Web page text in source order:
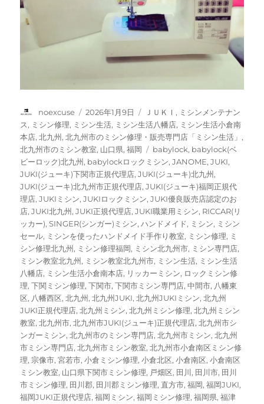
投
稿
者
noexcuse
投
稿
日:
2026年1月9日
カ
テ
ゴ
リ
ー
ＪＵＫＩ , ミシンメンテナン
ス, ミシン修理, ミシン生活, ミシン生活八幡店, ミシン生活小倉南
本店,北九州 ,北九州市のミシン修理・販売専門店「ミシン生活」 ,
北九州市のミシン教室, 山口県,福岡
タ
グ
babylock, babylock(ベ
ビーロック)北九州 , babylockロックミシン,JANOME,JUKI,
JUKI(ジューキ)下関市正規代理店,JUKI(ジューキ)北九州 ,
JUKI(ジューキ)北九州市正規代理店,JUKI(ジューキ)福岡正規代
理店,JUKIミシン,JUKIロックミシン,JUKI優良販売店認定のお
店,JUKI北九州 ,JUKI正規代理店,JUKI職業用ミシン, RICCAR(リ
ッカー),SINGER(シンガー)ミシン,ハンドメイド, ミシン, ミシン
セール, ミシンを使ったハンドメイド手作り教室, ミシン修理, ミ
シン修理北九州 , ミシン修理福岡, ミシン北九州市, ミシン専門店,
ミシン教室北九州 , ミシン教室北九州市, ミシン生活, ミシン生活
八幡店, ミシン生活小倉南本店, リッカーミシン, ロックミシン修
理,下関ミシン修理,下関市,下関市ミシン専門店,中間市, 八幡東
区, 八幡西区,北九州 ,北九州JUKI,北九州JUKIミシン,北九州
JUKI正規代理店,北九州ミシン,北九州ミシン修理,北九州ミシン
教室,北九州市,北九州市JUKI(ジューキ)正規代理店,北九州市シ
ンガーミシン,北九州市のミシン専門店,北九州市ミシン,北九州
市ミシン専門店,北九州市ミシン教室,北九州市小倉南区ミシン修
理, 宗像市,宮若市,小倉ミシン修理,小倉北区,小倉南区,小倉南区
ミシン教室, 山口県下関市ミシン修理, 戸畑区, 田川, 田川市, 田川
市ミシン修理, 田川郡, 田川郡ミシン修理, 直方市,福岡,福岡JUKI,
福岡JUKI正規代理店,福岡ミシン,福岡ミシン修理,福岡県,福津